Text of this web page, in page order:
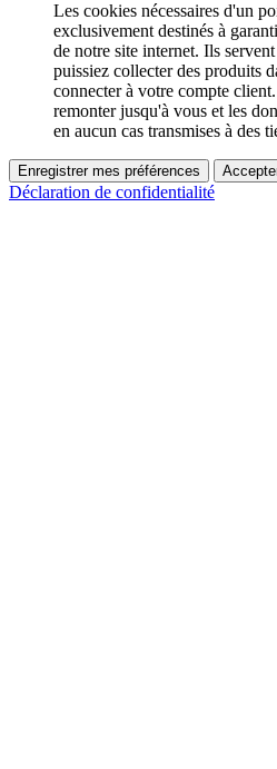
Les cookies nécessaires d'un
exclusivement destinés à
de notre site internet. Ils
puissiez collecter des produits
connecter à votre compte
remonter jusqu'à vous et les
en aucun cas transmises à des
Enregistrer mes préférences
Déclaration de confidentialité